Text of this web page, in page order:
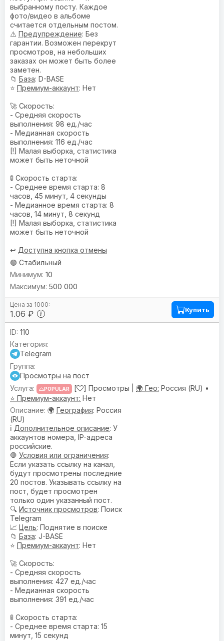
выбранному посту. Каждое
фото/видео в альбоме
считается отдельным постом.
⚠️ Предупреждениe: Без
гарантии. Возможен перекрут
просмотров, на небольших
заказах он может быть более
заметен.
📁 База: D-BASE
⭐ Премиум-аккаунт: Нет
🚀 Скорость:
- Средняя скорость
выполнения: 98 ед./час
- Медианная скорость
выполнения: 116 ед./час
[!] Малая выборка, статистика
может быть неточной
🚦 Скорость старта:
- Среднее время старта: 8
часов, 45 минут, 4 секунды
- Медианное время старта: 8
часов, 14 минут, 8 секунд
[!] Малая выборка, статистика
может быть неточной
↩️ Доступна кнопка отмены
🟢 Стабильный
1.06 ₽
10
500 000
Купить
110
Telegram
Просмотры на пост
POPULAR [ ] Просмотры | 🌍 Гео: Россия (RU) •
⭐ Премиум-аккаунт: Нет
🌍 География: Россия
(RU)
ℹ️ Дополнительное описание: У
аккаунтов номера, IP-адреса
российские.
🛑 Условия или ограничения:
Если указать ссылку на канал,
будут просмотрены последние
20 постов. Указывать ссылку на
пост, будет просмотрен
только один указанный пост.
🔍 Источник просмотров: Поиск
Telegram
📈 Цель: Поднятие в поиске
📁 База: J-BASE
⭐ Премиум-аккаунт: Нет
🚀 Скорость:
- Средняя скорость
выполнения: 427 ед./час
- Медианная скорость
выполнения: 391 ед./час
🚦 Скорость старта:
- Среднее время старта: 15
минут, 15 секунд